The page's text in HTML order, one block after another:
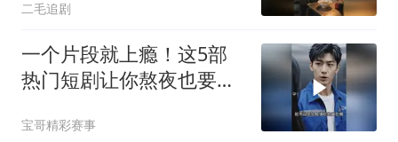
二毛追剧
一个片段就上瘾！这5部
热门短剧让你熬夜也要追
宝哥精彩赛事